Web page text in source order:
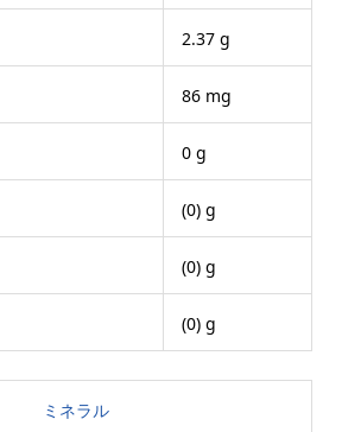
2.37 g
86 mg
0 g
(0) g
(0) g
(0) g
ミネラル